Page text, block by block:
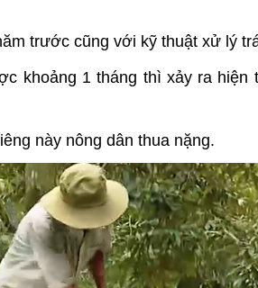
trước cũng với kỹ thuật xử lý
khoảng 1 tháng thì xảy ra
này nông dân thua nặng.